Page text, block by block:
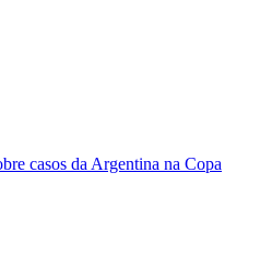
casos da Argentina na Copa